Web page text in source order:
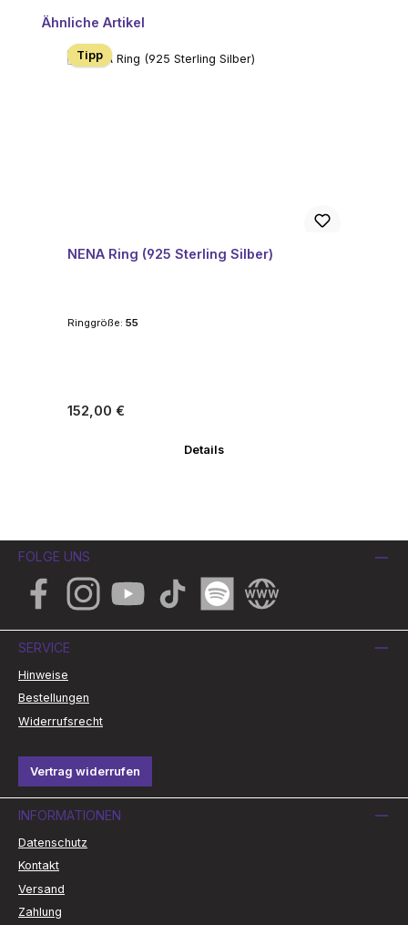
Produktgalerie überspringen
Ähnliche Artikel
Tipp
NENA Ring (925 Sterling Silber)
Ringgröße: 55
Regulärer Preis:
152,00 €
Details
FOLGE UNS
FacebookInstagramYouTube TikTok Spotify Website
SERVICE
Hinweise
Bestellungen
Widerrufsrecht
Vertrag widerrufen
INFORMATIONEN
Datenschutz
Kontakt
Versand
Zahlung